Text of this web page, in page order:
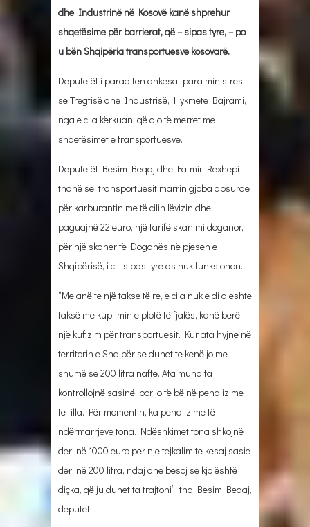
dhe Industrinë në Kosovë kanë shprehur
shqetësime për barrierat, që – sipas tyre, – po
u bën Shqipëria transportuesve kosovarë.
Deputetët i paraqitën ankesat para ministres
së Tregtisë dhe Industrisë, Hykmete Bajrami,
nga e cila kërkuan, që ajo të merret me
shqetësimet e transportuesve.
Deputetët Besim Beqaj dhe Fatmir Rexhepi
thanë se, transportuesit marrin gjoba absurde
për karburantin me të cilin lëvizin dhe
paguajnë 22 euro, një tarifë skanimi doganor,
për një skaner të Doganës në pjesën e
Shqipërisë, i cili sipas tyre as nuk funksionon.
“Me anë të një takse të re, e cila nuk e di a është
taksë me kuptimin e plotë të fjalës, kanë bërë
një kufizim për transportuesit. Kur ata hyjnë në
territorin e Shqipërisë duhet të kenë jo më
shumë se 200 litra naftë. Ata mund ta
kontrollojnë sasinë, por jo të bëjnë penalizime
të tilla. Për momentin, ka penalizime të
ndërmarrjeve tona. Ndëshkimet tona shkojnë
deri në 1000 euro për një tejkalim të kësaj sasie
deri në 200 litra, ndaj dhe besoj se kjo është
diçka, që ju duhet ta trajtoni”, tha Besim Beqaj,
deputet.